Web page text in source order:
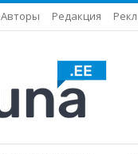
Авторы Редакция